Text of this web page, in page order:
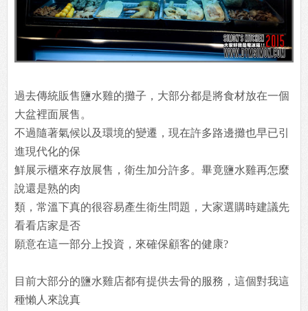
過去傳統販售鹽水雞的攤子，大部分都是將食材放在一個
大盆裡面展售。
不過隨著氣候以及環境的變遷，現在許多路邊攤也早已引
進現代化的保
鮮展示櫃來存放展售，衛生加分許多。畢竟鹽水雞再怎麼
說還是熟的肉
類，常溫下真的很容易產生衛生問題，大家選購時建議先
看看店家是否
願意在這一部分上投資，來確保顧客的健康?
目前大部分的鹽水雞店都有提供去骨的服務，這個對我這
種懶人來說真